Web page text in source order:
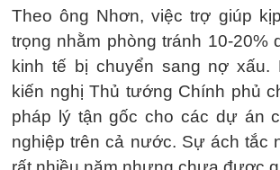
Theo ông Nhơn, việc trợ giúp
trọng nhằm phòng tránh 10-20%
kinh tế bị chuyển sang nợ xấu.
kiến nghị Thủ tướng Chính phủ
pháp lý tận gốc cho các dự án
nghiệp trên cả nước. Sự ách tắc